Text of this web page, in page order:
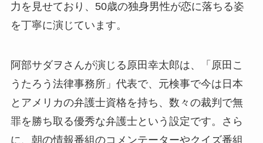
力を見せており、50歳の独身男性が恋に落ちる姿
を丁寧に演じています。
阿部サダヲさんが演じる原田幸太郎は、「原田こ
うたろう法律事務所」代表で、元検事で今は日本
とアメリカの弁護士資格を持ち、数々の裁判で無
罪を勝ち取る優秀な弁護士という設定です。さら
に、朝の情報番組のコメンテーターやクイズ番組